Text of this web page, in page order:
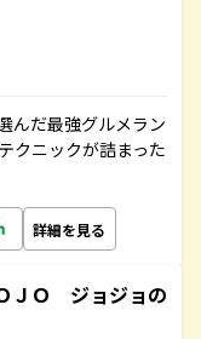
んだ最強グルメラン
クニックが詰まった
詳細を見る
ＪＯ ジョジョの